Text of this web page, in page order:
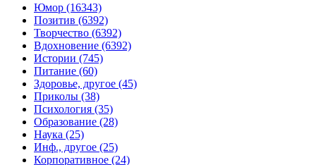
Юмор (16343)
Позитив (6392)
Творчество (6392)
Вдохновение (6392)
Истории (745)
Питание (60)
Здоровье, другое (45)
Приколы (38)
Психология (35)
Образование (28)
Наука (25)
Инф., другое (25)
Корпоративное (24)